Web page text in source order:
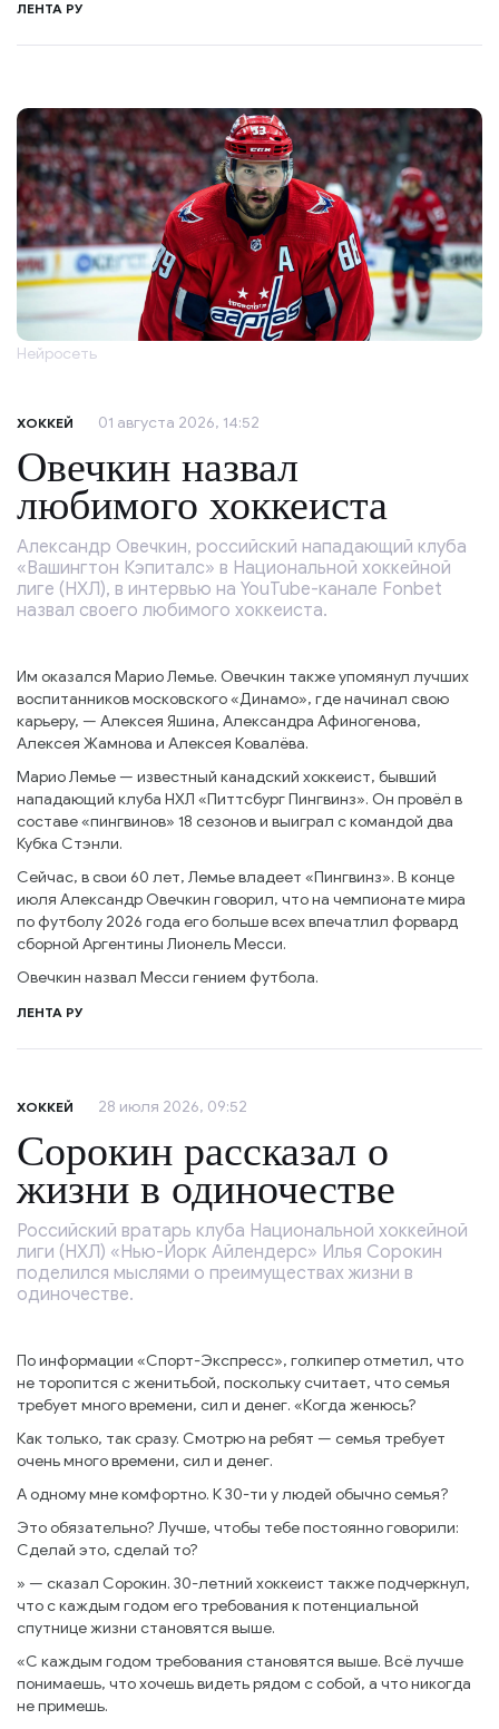
ЛЕНТА РУ
Нейросеть
ХОККЕЙ 01 августа 2026, 14:52
Овечкин назвал
любимого хоккеиста
Александр Овечкин, российский нападающий клуба
«Вашингтон Кэпиталс» в Национальной хоккейной
лиге (НХЛ), в интервью на YouTube-канале Fonbet
назвал своего любимого хоккеиста.
Им оказался Марио Лемье. Овечкин также упомянул лучших
воспитанников московского «Динамо», где начинал свою
карьеру, — Алексея Яшина, Александра Афиногенова,
Алексея Жамнова и Алексея Ковалёва.
Марио Лемье — известный канадский хоккеист, бывший
нападающий клуба НХЛ «Питтсбург Пингвинз». Он провёл в
составе «пингвинов» 18 сезонов и выиграл с командой два
Кубка Стэнли.
Сейчас, в свои 60 лет, Лемье владеет «Пингвинз». В конце
июля Александр Овечкин говорил, что на чемпионате мира
по футболу 2026 года его больше всех впечатлил форвард
сборной Аргентины Лионель Месси.
Овечкин назвал Месси гением футбола.
ЛЕНТА РУ
ХОККЕЙ 28 июля 2026, 09:52
Сорокин рассказал о
жизни в одиночестве
Российский вратарь клуба Национальной хоккейной
лиги (НХЛ) «Нью-Йорк Айлендерс» Илья Сорокин
поделился мыслями о преимуществах жизни в
одиночестве.
По информации «Спорт-Экспресс», голкипер отметил, что
не торопится с женитьбой, поскольку считает, что семья
требует много времени, сил и денег. «Когда женюсь?
Как только, так сразу. Смотрю на ребят — семья требует
очень много времени, сил и денег.
А одному мне комфортно. К 30-ти у людей обычно семья?
Это обязательно? Лучше, чтобы тебе постоянно говорили:
Сделай это, сделай то?
» — сказал Сорокин. 30-летний хоккеист также подчеркнул,
что с каждым годом его требования к потенциальной
спутнице жизни становятся выше.
«С каждым годом требования становятся выше. Всё лучше
понимаешь, что хочешь видеть рядом с собой, а что никогда
не примешь.